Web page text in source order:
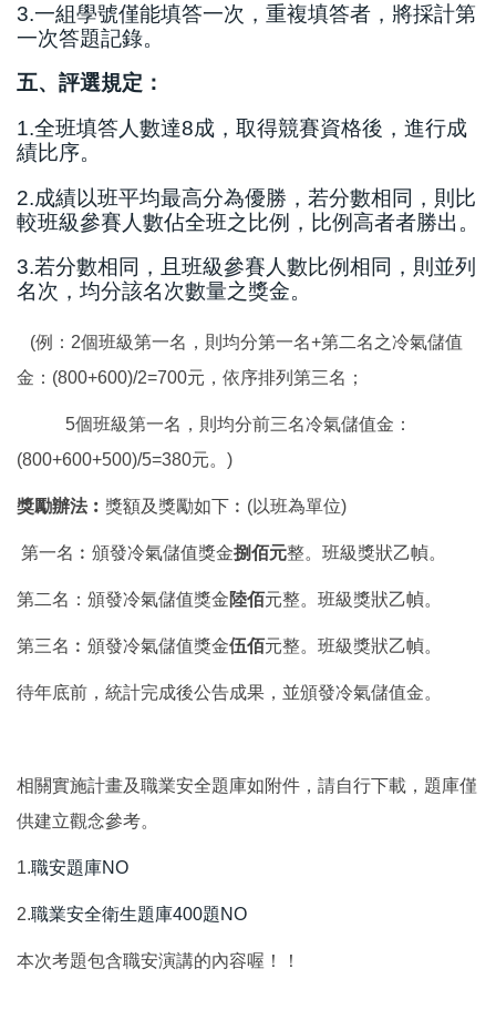
3.一組學號僅能填答一次，重複填答者，將採計第
一次答題記錄。
五、評選規定：
1.全班填答人數達8成，取得競賽資格後，進行成
績比序。
2.成績以班平均最高分為優勝，若分數相同，則比
較班級參賽人數佔全班之比例，比例高者者勝出。
3.若分數相同，且班級參賽人數比例相同，則並列
名次，均分該名次數量之獎金。
(例：2個班級第一名，則均分第一名+第二名之冷氣儲值
金：(800+600)/2=700元，依序排列第三名；
5個班級第一名，則均分前三名冷氣儲值金：
(800+600+500)/5=380元。)
獎勵辦法︰ 獎額及獎勵如下︰(以班為單位)
第一名︰頒發冷氣儲值獎金捌佰元整。班級獎狀乙幀。
第二名：頒發冷氣儲值獎金陸佰元整。班級獎狀乙幀。
第三名︰頒發冷氣儲值獎金伍佰元整。班級獎狀乙幀。
待年底前，統計完成後公告成果，並頒發冷氣儲值金。
相關實施計畫及職業安全題庫如附件，請自行下載，題庫僅
供建立觀念參考。
1.職安題庫NO
2.職業安全衛生題庫400題NO
本次考題包含職安演講的內容喔！！